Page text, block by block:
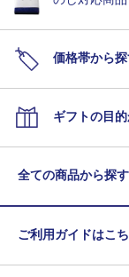
価格帯から
ギフトの目
全ての商品から探す
ご利用ガイドはこ